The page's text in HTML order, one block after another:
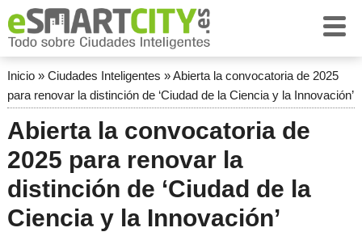
Inicio» Ciudades Inteligentes »Abierta la convocatoria de 2025
para renovar la distinción de ‘Ciudad de la Ciencia y la Innovación’
Abierta la convocatoria de
2025 para renovar la
distinción de ‘Ciudad de la
Ciencia y la Innovación’